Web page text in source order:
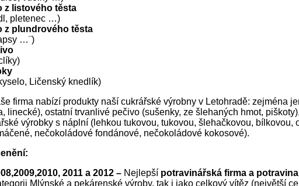
z listového těsta
pletenec …)
z plundrového těsta
…¨)
Ličenský knedlík)
firma nabízí produkty naší cukrářské výrobny v Letohradě: zejména
linecké), ostatní trvanlivé pečivo (sušenky, ze šlehaných hmot,
výrobky s náplní (lehkou tukovou, tukovou, šlehačkovou, bílkovou,
nečokoládové fondánové, nečokoládové kokosové).
2011 a 2012 –Nejlepší potravinářská firma a
Mlýnské a pekárenské výroby, tak i jako celkový vítěz (největší